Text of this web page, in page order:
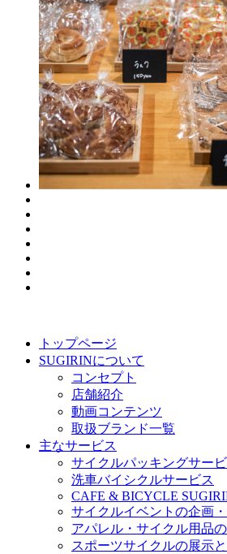
トップページ
SUGIRINについて
コンセプト
店舗紹介
動画コンテンツ
取扱ブランド一覧
主なサービス
サイクルパッキングサー
洗車バイシクルサービス
CAFE & BICYCLE
サイクルイベントの企画
アパレル・サイクル用品
スポーツサイクルの展示